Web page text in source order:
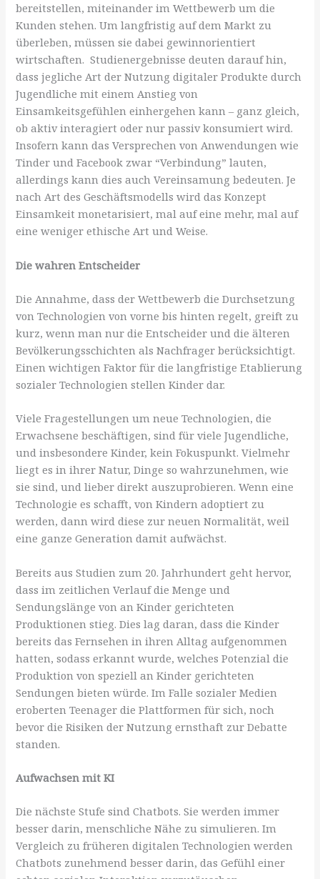
bereitstellen, miteinander im Wettbewerb um die
Kunden stehen. Um langfristig auf dem Markt zu
überleben, müssen sie dabei gewinnorientiert
wirtschaften. Studienergebnisse deuten darauf hin,
dass jegliche Art der Nutzung digitaler Produkte durch
Jugendliche mit einem Anstieg von
Einsamkeitsgefühlen einhergehen kann – ganz gleich,
ob aktiv interagiert oder nur passiv konsumiert wird.
Insofern kann das Versprechen von Anwendungen wie
Tinder und Facebook zwar “Verbindung” lauten,
allerdings kann dies auch Vereinsamung bedeuten. Je
nach Art des Geschäftsmodells wird das Konzept
Einsamkeit monetarisiert, mal auf eine mehr, mal auf
eine weniger ethische Art und Weise.
Die wahren Entscheider
Die Annahme, dass der Wettbewerb die Durchsetzung
von Technologien von vorne bis hinten regelt, greift zu
kurz, wenn man nur die Entscheider und die älteren
Bevölkerungsschichten als Nachfrager berücksichtigt.
Einen wichtigen Faktor für die langfristige Etablierung
sozialer Technologien stellen Kinder dar.
Viele Fragestellungen um neue Technologien, die
Erwachsene beschäftigen, sind für viele Jugendliche,
und insbesondere Kinder, kein Fokuspunkt. Vielmehr
liegt es in ihrer Natur, Dinge so wahrzunehmen, wie
sie sind, und lieber direkt auszuprobieren. Wenn eine
Technologie es schafft, von Kindern adoptiert zu
werden, dann wird diese zur neuen Normalität, weil
eine ganze Generation damit aufwächst.
Bereits aus Studien zum 20. Jahrhundert geht hervor,
dass im zeitlichen Verlauf die Menge und
Sendungslänge von an Kinder gerichteten
Produktionen stieg. Dies lag daran, dass die Kinder
bereits das Fernsehen in ihren Alltag aufgenommen
hatten, sodass erkannt wurde, welches Potenzial die
Produktion von speziell an Kinder gerichteten
Sendungen bieten würde. Im Falle sozialer Medien
eroberten Teenager die Plattformen für sich, noch
bevor die Risiken der Nutzung ernsthaft zur Debatte
standen.
Aufwachsen mit KI
Die nächste Stufe sind Chatbots. Sie werden immer
besser darin, menschliche Nähe zu simulieren. Im
Vergleich zu früheren digitalen Technologien werden
Chatbots zunehmend besser darin, das Gefühl einer